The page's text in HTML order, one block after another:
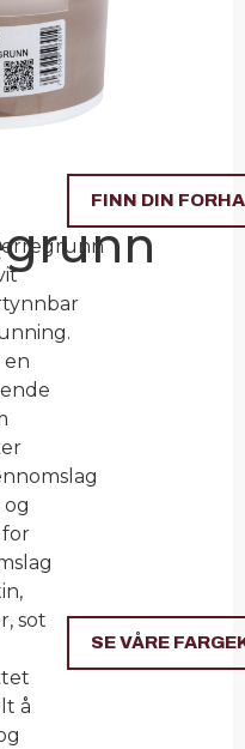
en
og
sot
å
FINN DIN
SE VÅRE